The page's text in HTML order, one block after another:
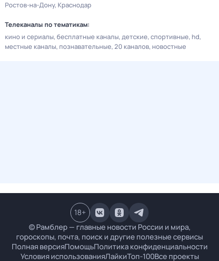
Ростов-на-Дону Краснодар
Телеканалы по тематикам:
кино и сериалы бесплатные каналы детские спортивные hd
местные каналы познавательные 20 каналов новостные
© Рамблер — главные новости России и мира,
гороскопы, почта, поиск и другие полезные сервисы
Полная версияПомощьПолитика конфиденциальности
Условия использованияЛайкиТоп-100Все проекты
18+